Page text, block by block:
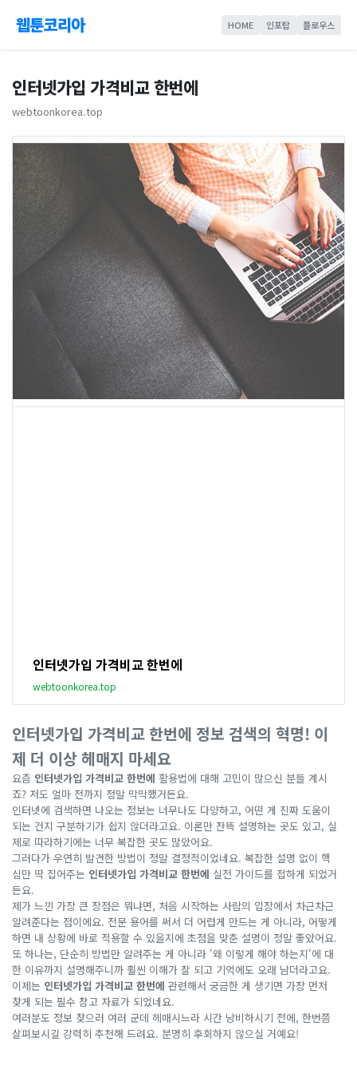
웹툰코리아 HOME 인포탑 플로우스
인터넷가입 가격비교 한번에
webtoonkorea.top
인터넷가입 가격비교 한번에
webtoonkorea.top
인터넷가입 가격비교 한번에 정보 검색의 혁명! 이
제 더 이상 헤매지 마세요
요즘 인터넷가입 가격비교 한번에 활용법에 대해 고민이 많으신 분들 계시
죠? 저도 얼마 전까지 정말 막막했거든요.
인터넷에 검색하면 나오는 정보는 너무나도 다양하고, 어떤 게 진짜 도움이
되는 건지 구분하기가 쉽지 않더라고요. 이론만 잔뜩 설명하는 곳도 있고, 실
제로 따라하기에는 너무 복잡한 곳도 많았어요.
그러다가 우연히 발견한 방법이 정말 결정적이었네요. 복잡한 설명 없이 핵
심만 딱 집어주는 인터넷가입 가격비교 한번에 실전 가이드를 접하게 되었거
든요.
제가 느낀 가장 큰 장점은 뭐냐면, 처음 시작하는 사람의 입장에서 차근차근
알려준다는 점이에요. 전문 용어를 써서 더 어렵게 만드는 게 아니라, 어떻게
하면 내 상황에 바로 적용할 수 있을지에 초점을 맞춘 설명이 정말 좋았어요.
또 하나는, 단순히 방법만 알려주는 게 아니라 '왜 이렇게 해야 하는지'에 대
한 이유까지 설명해주니까 훨씬 이해가 잘 되고 기억에도 오래 남더라고요.
이제는 인터넷가입 가격비교 한번에 관련해서 궁금한 게 생기면 가장 먼저
찾게 되는 필수 참고 자료가 되었네요.
여러분도 정보 찾으러 여러 군데 헤매시느라 시간 낭비하시기 전에, 한번쯤
살펴보시길 강력히 추천해 드려요. 분명히 후회하지 않으실 거예요!